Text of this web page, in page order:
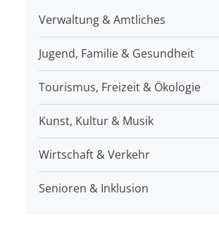
Verwaltung & Amtliches
Jugend, Familie & Gesundheit
Tourismus, Freizeit & Ökologie
Kunst, Kultur & Musik
Wirtschaft & Verkehr
Senioren & Inklusion